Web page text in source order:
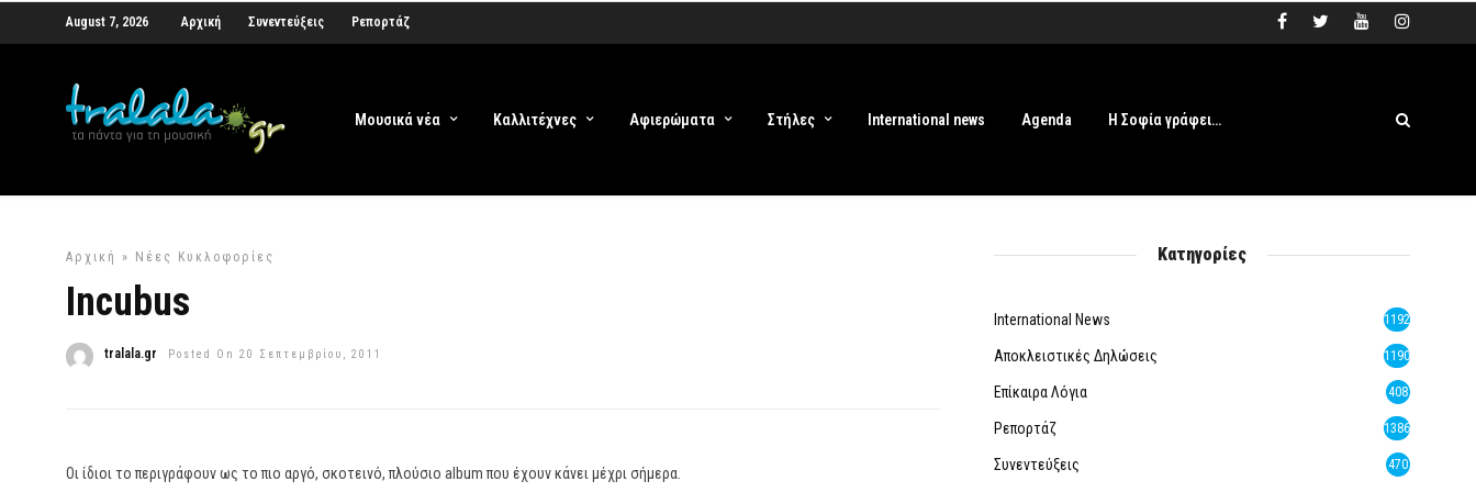
August 7, 2026 Αρχική Συνεντεύξεις Ρεπορτάζ
Μουσικά νέα Καλλιτέχνες Αφιερώματα Στήλες International news Agenda Η Σοφία γράφει…
Αρχική » Νέες Κυκλοφορίες
Incubus
tralala.gr Posted On 20 Σεπτεμβρίου, 2011
Οι ίδιοι το περιγράφουν ως το πιο αργό, σκοτεινό, πλούσιο album που έχουν κάνει μέχρι σήμερα.
Κατηγορίες
International News 1192
Αποκλειστικές Δηλώσεις 1190
Επίκαιρα Λόγια 408
Ρεπορτάζ 1386
Συνεντεύξεις 470